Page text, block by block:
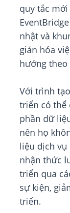
quy tắc
nhật và
giản hóa
hướng theo
Với trình
triển có thể
phần dữ
nên họ
liệu dịch vụ
nhận thức
triển qua
sự kiện,
triển.